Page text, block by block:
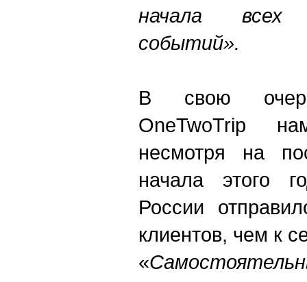
начала всех
событий».
В свою
OneTwoTrip
несмотря на
начала этого
России
клиентов, чем к
«